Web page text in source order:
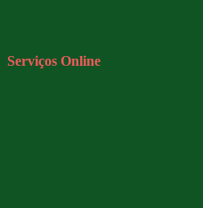
Serviços Online